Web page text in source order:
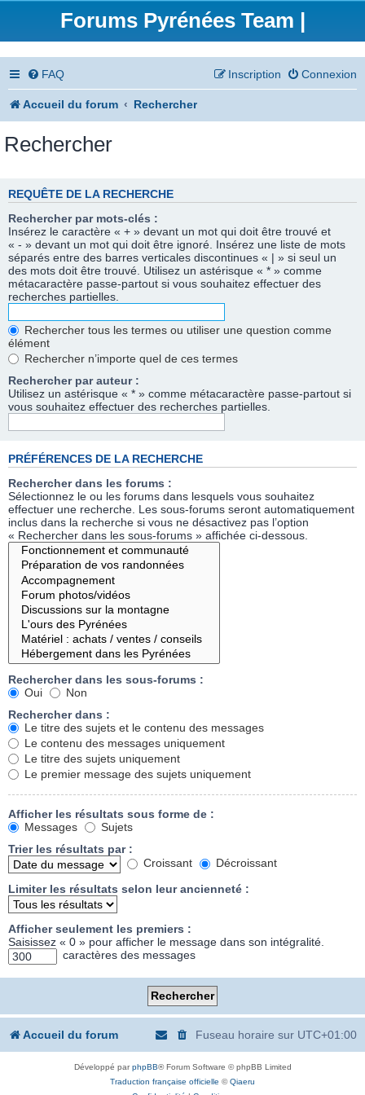
Forums Pyrénées Team |
FAQ Connexion
Inscription
Accueil du forum Rechercher
Rechercher
REQUÊTE DE LA RECHERCHE
Rechercher par mots-clés :
Insérez le caractère « + » devant un mot qui doit être trouvé et
« - » devant un mot qui doit être ignoré. Insérez une liste de mots
séparés entre des barres verticales discontinues « | » si seul un
des mots doit être trouvé. Utilisez un astérisque « * » comme
métacaractère passe-partout si vous souhaitez effectuer des
recherches partielles.
Rechercher tous les termes ou utiliser une question comme
élément
Rechercher n’importe quel de ces termes
Rechercher par auteur :
Utilisez un astérisque « * » comme métacaractère passe-partout si
vous souhaitez effectuer des recherches partielles.
PRÉFÉRENCES DE LA RECHERCHE
Rechercher dans les forums :
Sélectionnez le ou les forums dans lesquels vous souhaitez
effectuer une recherche. Les sous-forums seront automatiquement
inclus dans la recherche si vous ne désactivez pas l’option
« Rechercher dans les sous-forums » affichée ci-dessous.
Rechercher dans les sous-forums :
Oui
Non
Rechercher dans :
Le titre des sujets et le contenu des messages
Le contenu des messages uniquement
Le titre des sujets uniquement
Le premier message des sujets uniquement
Afficher les résultats sous forme de :
Messages
Sujets
Trier les résultats par :
Croissant
Décroissant
Limiter les résultats selon leur ancienneté :
Afficher seulement les premiers :
Saisissez « 0 » pour afficher le message dans son intégralité.
caractères des messages
Accueil du forum Fuseau horaire sur UTC+01:00
Développé parphpBB® Forum Software © phpBB Limited
Traduction française officielle ©Qiaeru